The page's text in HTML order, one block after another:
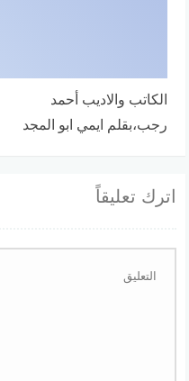
الكاتب والاديب أحمد
رجب،بقلم ايمي ابو المجد
اترك تعليقاً